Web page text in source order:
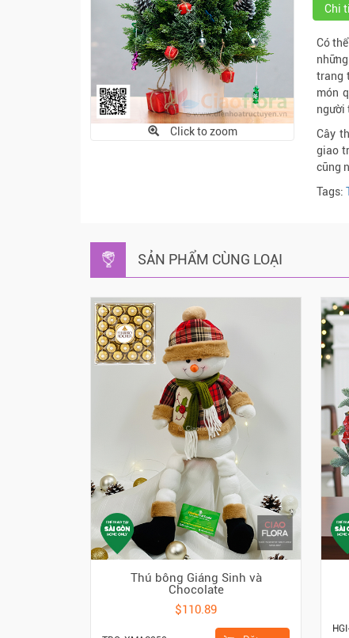
Click to zoom
Chi
Có
trang
món
người
Cây
giao
cũng
Tags:
SẢN PHẨM CÙNG LOẠI
Thú bông Giáng Sinh và
Chocolate
$110.89